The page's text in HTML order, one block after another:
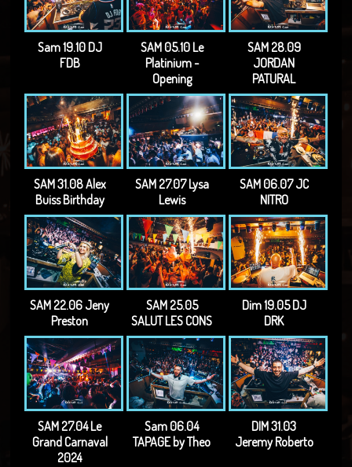
Sam 19.10 DJ
FDB
SAM 05.10 Le
Platinium -
Opening
SAM 28.09
JORDAN
PATURAL
SAM 31.08 Alex
Buiss Birthday
SAM 27.07 Lysa
Lewis
SAM 06.07 JC
NITRO
SAM 22.06 Jeny
Preston
SAM 25.05
SALUT LES CONS
Dim 19.05 DJ
DRK
SAM 27.04 Le
Grand Carnaval
2024
Sam 06.04
TAPAGE by Theo
DIM 31.03
Jeremy Roberto